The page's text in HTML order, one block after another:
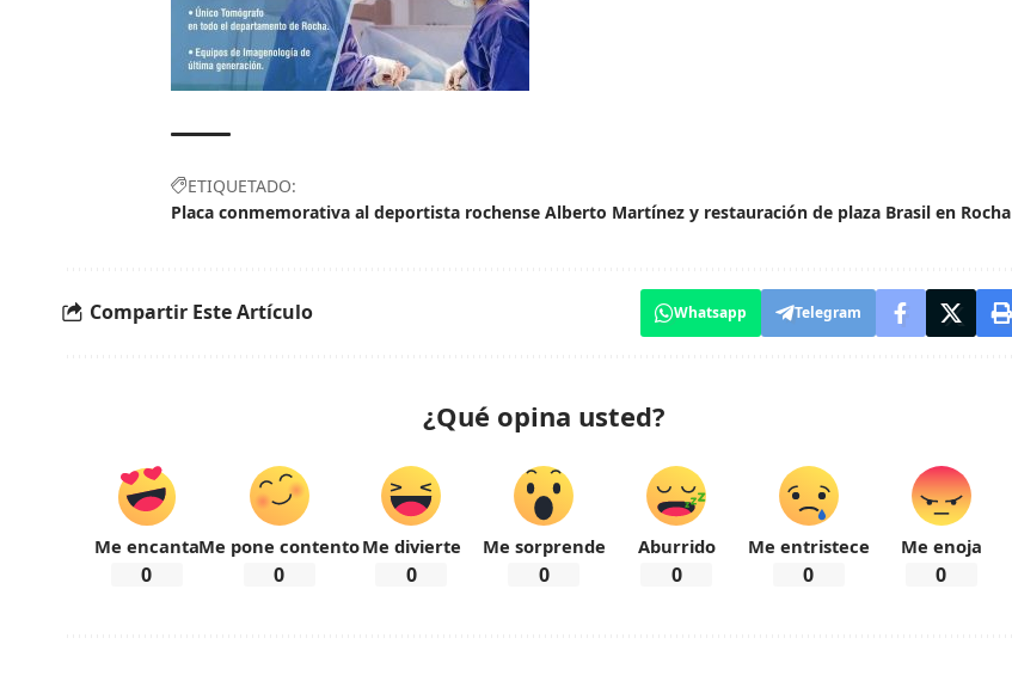
ETIQUETADO:
Placa conmemorativa al deportista rochense Alberto Martínez y restauración de plaza Brasil en Rocha
Compartir Este Artículo Whatsapp Telegram
¿Qué opina usted?
Me encanta
0
Me pone contento
0
Me divierte
0
Me sorprende
0
Aburrido
0
Me entristece
0
Me enoja
0